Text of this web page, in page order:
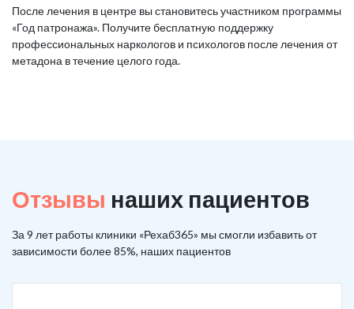
После лечения в центре вы становитесь участником программы
«Год патронажа». Получите бесплатную поддержку
профессиональных наркологов и психологов после лечения от
метадона в течение целого года.
Отзывы наших пациентов
За 9 лет работы клиники «Рехаб365» мы смогли избавить от
зависимости более 85%, наших пациентов